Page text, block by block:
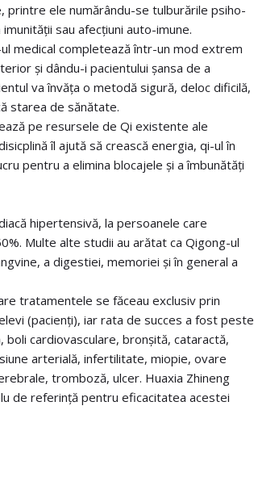
printre ele numărându-se tulburările psiho-
sau afecțiuni auto-imune.
medical completează într-un mod extrem
și dându-i pacientului șansa de a
va învăța o metodă sigură, deloc dificilă,
starea de sănătate.
pe resursele de Qi existente ale
îl ajută să crească energia, qi-ul în
pentru a elimina blocajele și a îmbunătăți
hipertensivă, la persoanele care
Multe alte studii au arătat ca Qigong-ul
a digestiei, memoriei și în general a
tratamentele se făceau exclusiv prin
(pacienți), iar rata de succes a fost peste
cardiovasculare, bronșită, cataractă,
arterială, infertilitate, miopie, ovare
tromboză, ulcer. Huaxia Zhineng
de referință pentru eficacitatea acestei